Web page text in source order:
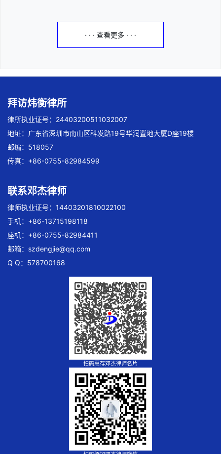
· · · 查看更多 · · ·
拜访炜衡律所
律所执业证号：24403200511032007
地址：广东省深圳市南山区科发路19号华润置地大厦D座19楼
邮编：518057
传真：+86-0755-82984599
联系邓杰律师
律师执业证号：14403201810022100
手机：+86-13715198118
座机：+86-0755-82984411
邮箱： szdengjie@qq.com
Q Q：578700168
扫码惠存邓杰律师名片